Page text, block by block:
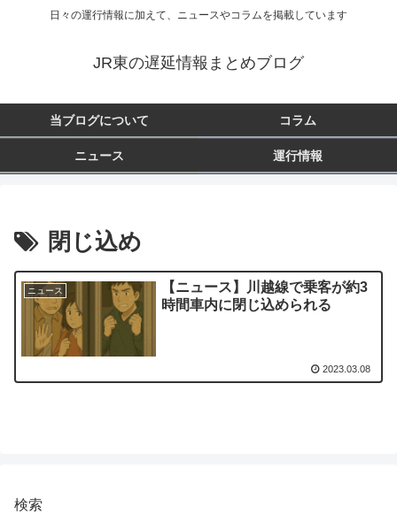
日々の運行情報に加えて、ニュースやコラムを掲載しています
JR東の遅延情報まとめブログ
当ブログについて コラム
ニュース 運行情報
閉じ込め
ニュース
【ニュース】川越線で乗客が約3
時間車内に閉じ込められる
2023.03.08
検索